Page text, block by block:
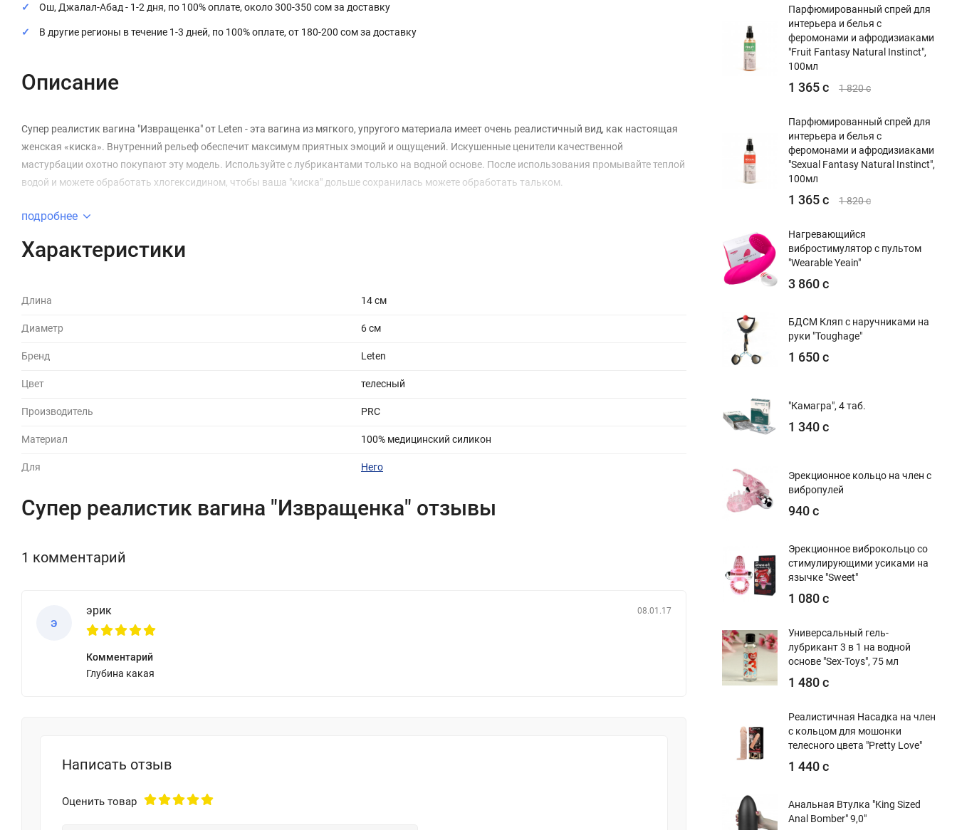
Ош, Джалал-Абад - 1-2 дня, по 100% оплате, около 300-350 сом за доставку
В другие регионы в течение 1-3 дней, по 100% оплате, от 180-200 сом за доставку
Описание
Супер реалистик вагина "Извращенка" от Leten - эта вагина из мягкого, упругого материала имеет очень реалистичный вид, как настоящая
женская «киска». Внутренний рельеф обеспечит максимум приятных эмоций и ощущений. Искушенные ценители качественной
мастурбации охотно покупают эту модель. Используйте с лубрикантами только на водной основе. После использования промывайте теплой
водой и можете обработать хлогексидином, чтобы ваша "киска" дольше сохранилась можете обработать тальком.
подробнее
Характеристики
Длина 14 см
Диаметр 6 см
Бренд Leten
Цвет телесный
Производитель PRC
Материал 100% медицинский силикон
Для Него
Супер реалистик вагина "Извращенка" отзывы
1 комментарий
э
эрик 08.01.17
Комментарий
Глубина какая
Написать отзыв
Оценить товар
Парфюмированный спрей для
интерьера и белья с
феромонами и афродизиаками
"Fruit Fantasy Natural Instinct",
100мл
1 365 с 1 820 с
Парфюмированный спрей для
интерьера и белья с
феромонами и афродизиаками
"Sexual Fantasy Natural Instinct",
100мл
1 365 с 1 820 с
Нагревающийся
вибростимулятор с пультом
"Wearable Yeain"
3 860 с
БДСМ Кляп с наручниками на
руки "Toughage"
1 650 с
"Камагра", 4 таб.
1 340 с
Эрекционное кольцо на член с
вибропулей
940 с
Эрекционное виброкольцо со
стимулирующими усиками на
язычке "Sweet"
1 080 с
Универсальный гель-
лубрикант 3 в 1 на водной
основе "Sex-Toys", 75 мл
1 480 с
Реалистичная Насадка на член
с кольцом для мошонки
телесного цвета "Pretty Love"
1 440 с
Анальная Втулка "King Sized
Anal Bomber" 9,0"